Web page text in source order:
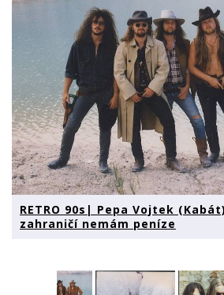
RETRO 90s| Pepa Vojtek
zahraničí nemám peníze